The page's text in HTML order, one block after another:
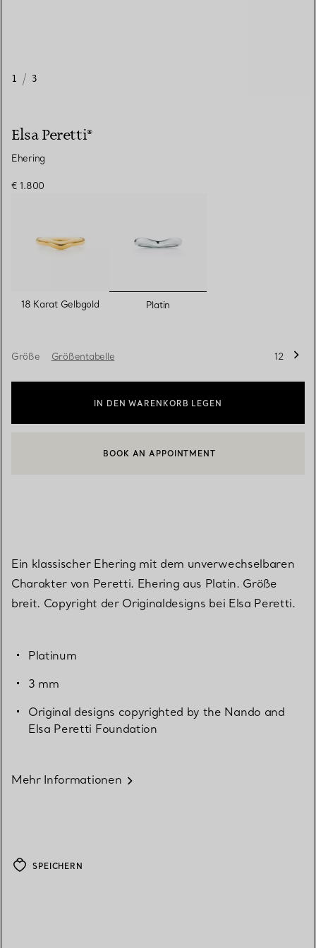
1 / 3
Elsa Peretti®
Ehering
€ 1.800
18 Karat Gelbgold ausgewählt
Platin
Größe Größentabelle 12
IN DEN WARENKORB LEGEN
EINEN KUNDENBERATER KONTAKTIEREN ODER EINEN
BOOK AN APPOINTMENT
Ein klassischer Ehering mit dem unverwechselbaren
Charakter von Peretti. Ehering aus Platin. Größe
breit. Copyright der Originaldesigns bei Elsa Peretti.
Platinum
3 mm
Original designs copyrighted by the Nando and
Elsa Peretti Foundation
Mehr Informationen
SPEICHERN